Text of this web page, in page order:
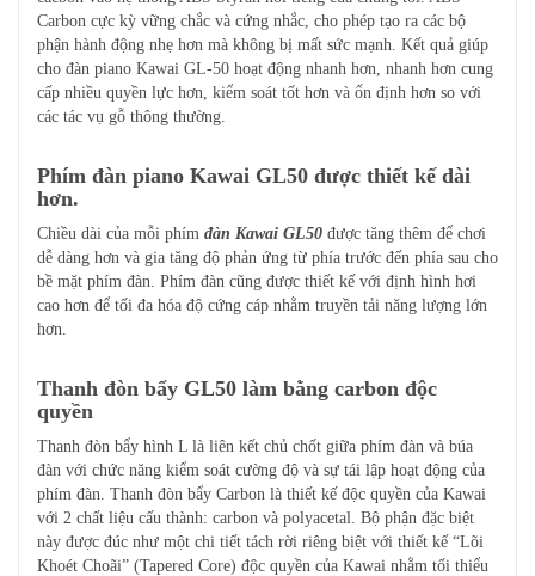
Carbon cực kỳ vững chắc và cứng nhắc, cho phép tạo ra các bộ
phận hành động nhẹ hơn mà không bị mất sức mạnh. Kết quả giúp
cho đàn piano Kawai GL-50 hoạt động nhanh hơn, nhanh hơn cung
cấp nhiều quyền lực hơn, kiểm soát tốt hơn và ổn định hơn so với
các tác vụ gỗ thông thường.
Phím đàn piano Kawai GL50 được thiết kế dài
hơn.
Chiều dài của mỗi phím đàn Kawai GL50 được tăng thêm để chơi
dễ dàng hơn và gia tăng độ phản ứng từ phía trước đến phía sau cho
bề mặt phím đàn. Phím đàn cũng được thiết kế với định hình hơi
cao hơn để tối đa hóa độ cứng cáp nhằm truyền tải năng lượng lớn
hơn.
Thanh đòn bẩy GL50 làm bằng carbon độc
quyền
Thanh đòn bẩy hình L là liên kết chủ chốt giữa phím đàn và búa
đàn với chức năng kiểm soát cường độ và sự tái lập hoạt động của
phím đàn. Thanh đòn bẩy Carbon là thiết kế độc quyền của Kawai
với 2 chất liệu cấu thành: carbon và polyacetal. Bộ phận đặc biệt
này được đúc như một chi tiết tách rời riêng biệt với thiết kế “Lõi
Khoét Choãi” (Tapered Core) độc quyền của Kawai nhằm tối thiểu